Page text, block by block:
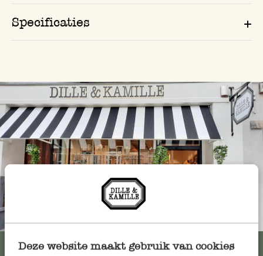
Deze website maakt gebruik van cookies
Specificaties
Altijd in de buurt
Bekijk alle 62 winkels